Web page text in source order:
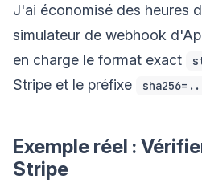
J'ai économisé des heures
simulateur de webhook
en charge le format exact
Stripe et le préfixe
Exemple réel :
Stripe